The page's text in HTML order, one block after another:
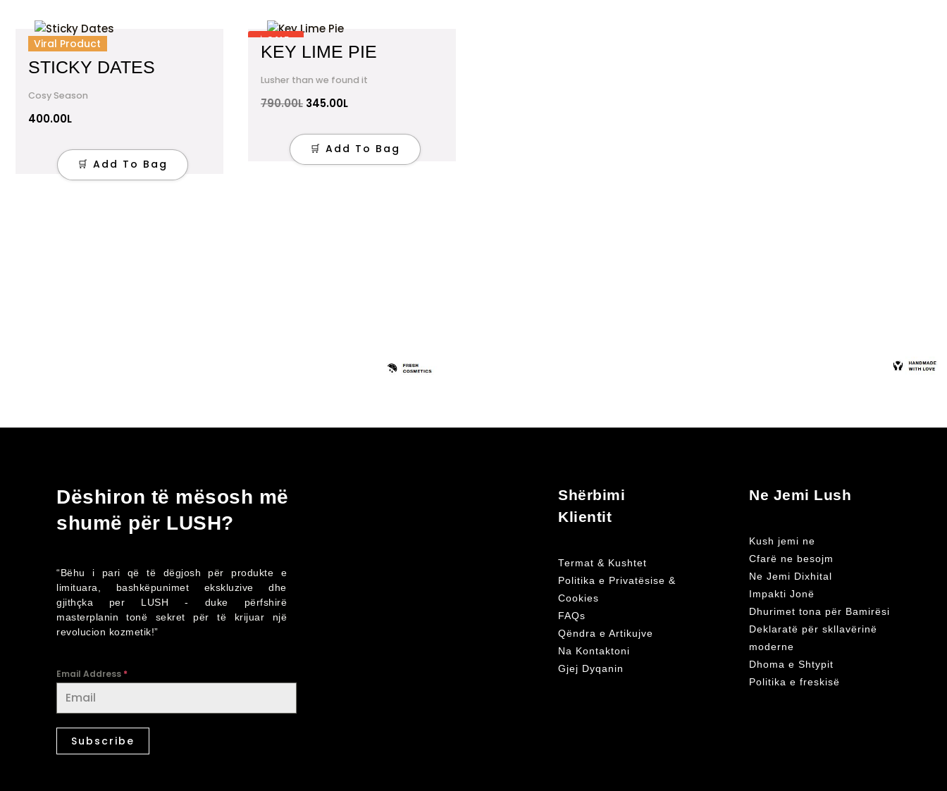
Viral Product
STICKY DATES
Cosy Season
400.00L
🛒 Add To Bag
✶ SALE
KEY LIME PIE
Lusher than we found it
790.00L
Original
was:
345.00L
is:
🛒 Add To Bag
Dëshiron të mësosh më
shumë për LUSH?
“Bëhu i pari që të dëgjosh për produkte e
limituara, bashkëpunimet ekskluzive dhe
gjithçka per LUSH - duke përfshirë
masterplanin tonë sekret për të krijuar një
revolucion kozmetik!”
Email Address *
Subscribe
Shërbimi
Klientit
Termat & Kushtet
Politika e Privatësise &
Cookies
FAQs
Qëndra e Artikujve
Na Kontaktoni
Gjej Dyqanin
Ne Jemi Lush
Kush jemi ne
Cfarë ne besojm
Ne Jemi Dixhital
Impakti Jonë
Dhurimet tona për Bamirësi
Deklaratë për skllavërinë
moderne
Dhoma e Shtypit
Politika e freskisë